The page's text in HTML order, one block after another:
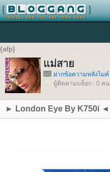
{afp}
แม่สาย
ฝากข้อความหลังไมค์
ผู้ติดตามบล็อก : 0 คน
► London Eye By K750i ◄